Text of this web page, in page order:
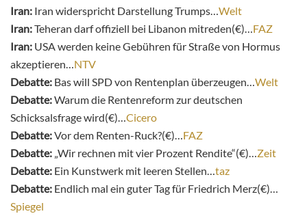
Iran: Iran widerspricht Darstellung Trumps… Welt
Iran:Teheran darf offiziell bei Libanon mitreden(€)… FAZ
Iran: USA werden keine Gebühren für Straße von Hormus
akzeptieren… NTV
Debatte: Bas will SPD von Rentenplan überzeugen… Welt
Debatte:Warum die Rentenreform zur deutschen
Schicksalsfrage wird(€)… Cicero
Debatte:Vor dem Renten-Ruck?(€)… FAZ
Debatte: „Wir rechnen mit vier Prozent Rendite“(€)… Zeit
Debatte: Ein Kunstwerk mit leeren Stellen… taz
Debatte: Endlich mal ein guter Tag für Friedrich Merz(€)…
Spiegel